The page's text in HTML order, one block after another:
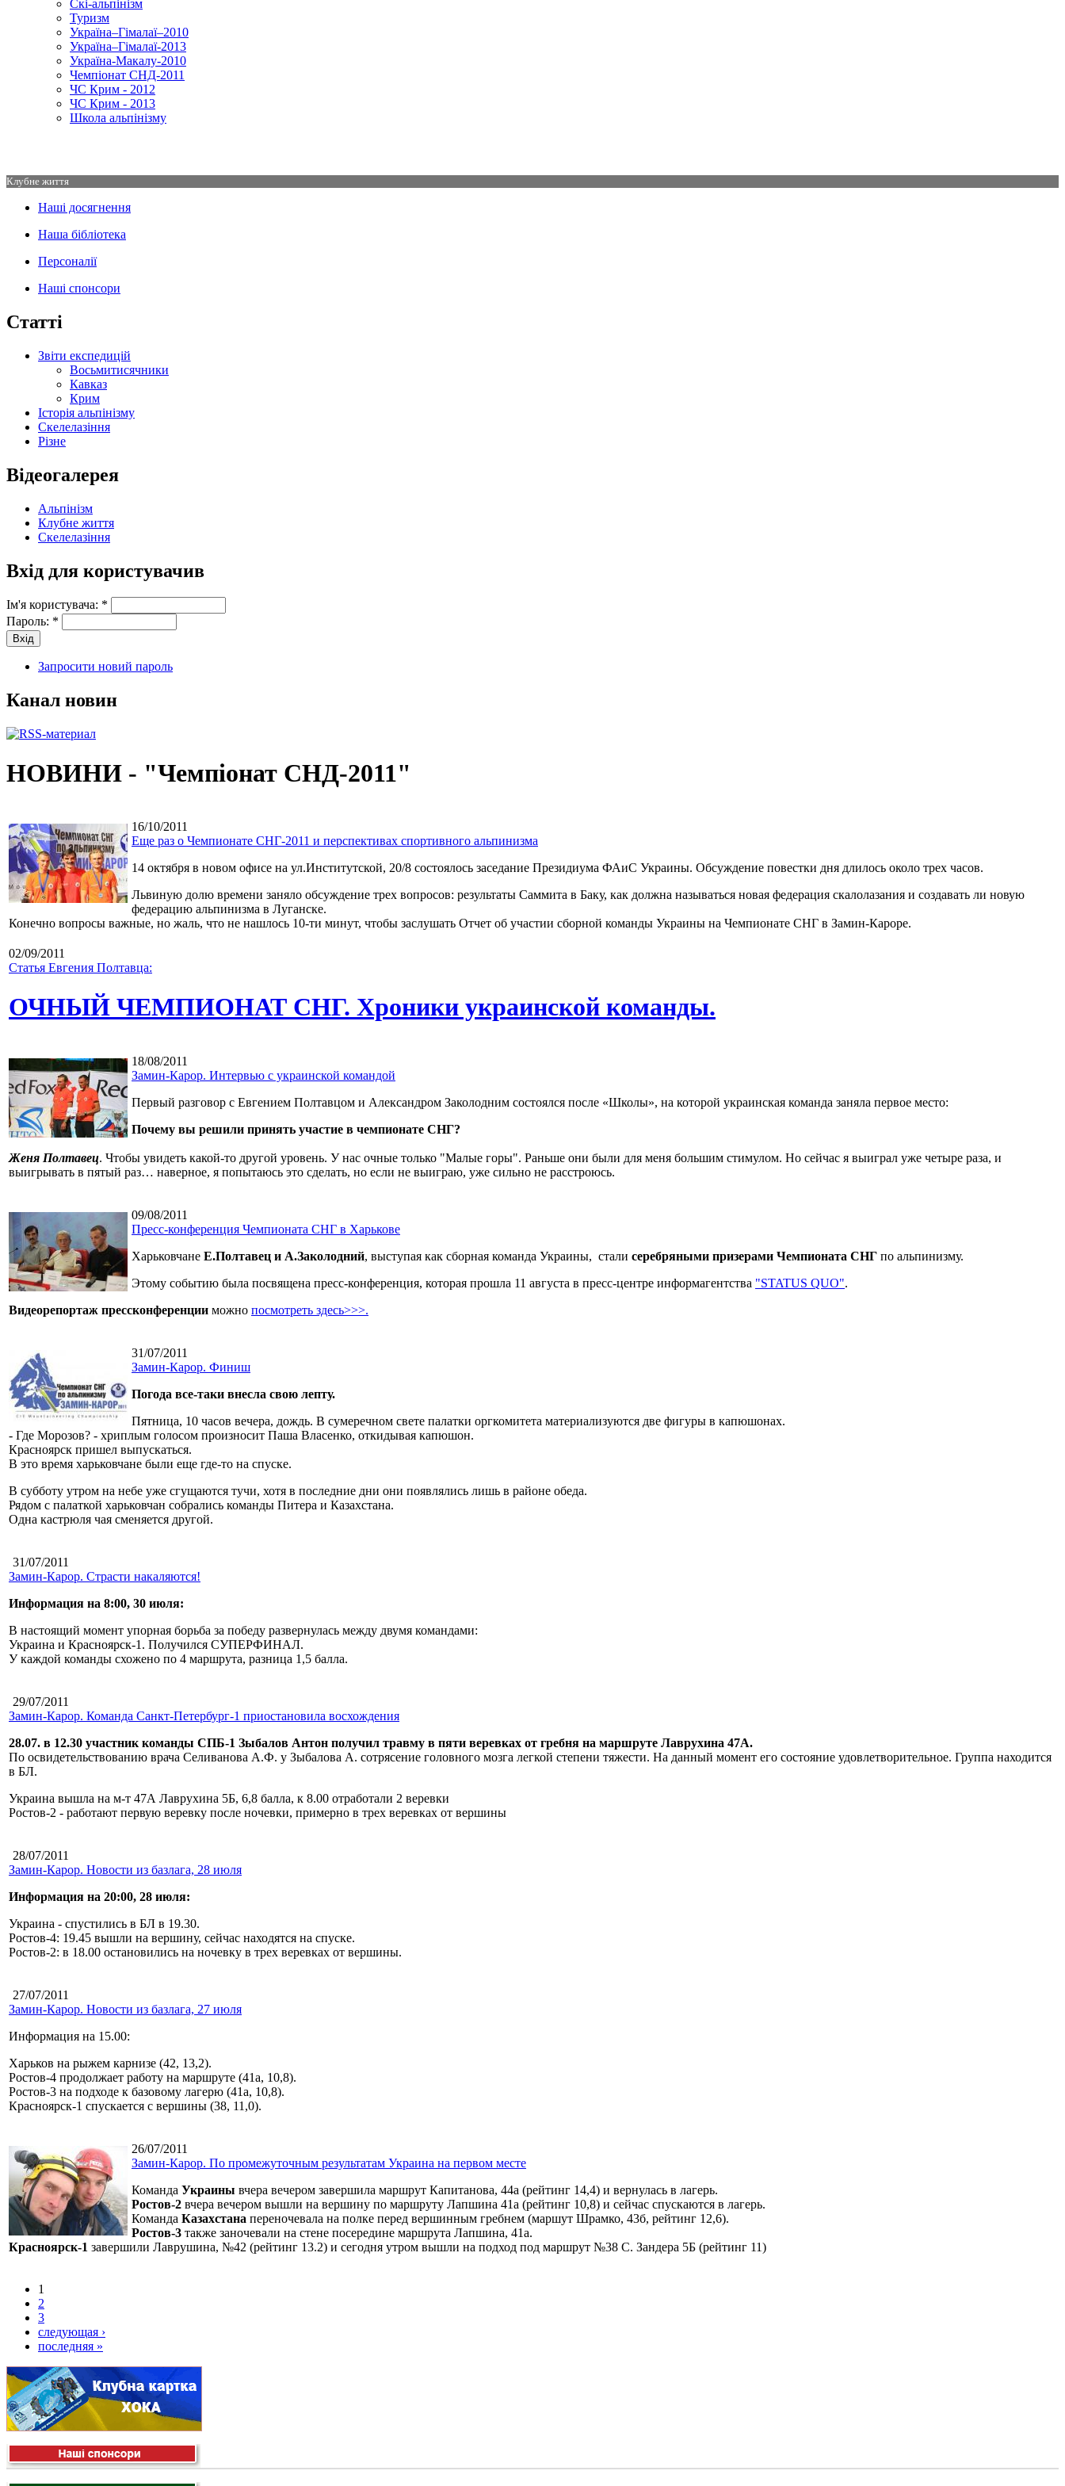
Скі-альпінізм
Туризм
Україна–Гімалаї–2010
Україна–Гімалаї-2013
Україна-Макалу-2010
Чемпіонат СНД-2011
ЧС Крим - 2012
ЧС Крим - 2013
Школа альпінізму
Клубне життя
Наші досягнення
Наша бібліотека
Персоналії
Наші спонсори
Статті
Звіти експедицій
Восьмитисячники
Кавказ
Крим
Історія альпінізму
Скелелазіння
Різне
Відеогалерея
Альпінізм
Клубне життя
Скелелазіння
Вхід для користувачив
Ім'я користувача: *
Пароль: *
Запросити новий пароль
Канал новин
НОВИНИ - "Чемпіонат СНД-2011"
16/10/2011
Еще раз о Чемпионате СНГ-2011 и перспективах спортивного альпинизма
14 октября в новом офисе на ул.Институтской, 20/8 состоялось заседание Президиума ФАиС Украины. Обсуждение повестки дня длилось около трех часов.
Львиную долю времени заняло обсуждение трех вопросов: результаты Саммита в Баку, как должна называться новая федерация скалолазания и создавать ли новую
федерацию альпинизма в Луганске.
Конечно вопросы важные, но жаль, что не нашлось 10-ти минут, чтобы заслушать Отчет об участии сборной команды Украины на Чемпионате СНГ в Замин-Кароре.
02/09/2011
Статья Евгения Полтавца:
ОЧНЫЙ ЧЕМПИОНАТ СНГ. Хроники украинской команды.
18/08/2011
Замин-Карор. Интервью с украинской командой
Первый разговор с Евгением Полтавцом и Александром Заколодним состоялся после «Школы», на которой украинская команда заняла первое место:
Почему вы решили принять участие в чемпионате СНГ?
Женя Полтавец. Чтобы увидеть какой-то другой уровень. У нас очные только "Малые горы". Раньше они были для меня большим стимулом. Но сейчас я выиграл уже четыре раза, и
выигрывать в пятый раз… наверное, я попытаюсь это сделать, но если не выиграю, уже сильно не расстроюсь.
09/08/2011
Пресс-конференция Чемпионата СНГ в Харькове
Харьковчане Е.Полтавец и А.Заколодний, выступая как сборная команда Украины, стали серебряными призерами Чемпионата СНГ по альпинизму.
Этому событию была посвящена пресс-конференция, которая прошла 11 августа в пресс-центре информагентства "STATUS QUO".
Видеорепортаж прессконференции можно посмотреть здесь>>>.
31/07/2011
Замин-Карор. Финиш
Погода все-таки внесла свою лепту.
Пятница, 10 часов вечера, дождь. В сумеречном свете палатки оргкомитета материализуются две фигуры в капюшонах.
- Где Морозов? - хриплым голосом произносит Паша Власенко, откидывая капюшон.
Красноярск пришел выпускаться.
В это время харьковчане были еще где-то на спуске.
В субботу утром на небе уже сгущаются тучи, хотя в последние дни они появлялись лишь в районе обеда.
Рядом с палаткой харьковчан собрались команды Питера и Казахстана.
Одна кастрюля чая сменяется другой.
31/07/2011
Замин-Карор. Страсти накаляются!
Информация на 8:00, 30 июля:
В настоящий момент упорная борьба за победу развернулась между двумя командами:
Украина и Красноярск-1. Получился СУПЕРФИНАЛ.
У каждой команды схожено по 4 маршрута, разница 1,5 балла.
29/07/2011
Замин-Карор. Команда Санкт-Петербург-1 приостановила восхождения
28.07. в 12.30 участник команды СПБ-1 Зыбалов Антон получил травму в пяти веревках от гребня на маршруте Лаврухина 47А.
По освидетельствованию врача Селиванова А.Ф. у Зыбалова А. сотрясение головного мозга легкой степени тяжести. На данный момент его состояние удовлетворительное. Группа находится
в БЛ.
Украина вышла на м-т 47А Лаврухина 5Б, 6,8 балла, к 8.00 отработали 2 веревки
Ростов-2 - работают первую веревку после ночевки, примерно в трех веревках от вершины
28/07/2011
Замин-Карор. Новости из базлага, 28 июля
Информация на 20:00, 28 июля:
Украина - спустились в БЛ в 19.30.
Ростов-4: 19.45 вышли на вершину, сейчас находятся на спуске.
Ростов-2: в 18.00 остановились на ночевку в трех веревках от вершины.
27/07/2011
Замин-Карор. Новости из базлага, 27 июля
Информация на 15.00:
Харьков на рыжем карнизе (42, 13,2).
Ростов-4 продолжает работу на маршруте (41а, 10,8).
Ростов-3 на подходе к базовому лагерю (41а, 10,8).
Красноярск-1 спускается с вершины (38, 11,0).
26/07/2011
Замин-Карор. По промежуточным результатам Украина на первом месте
Команда Украины вчера вечером завершила маршрут Капитанова, 44а (рейтинг 14,4) и вернулась в лагерь.
Ростов-2 вчера вечером вышли на вершину по маршруту Лапшина 41а (рейтинг 10,8) и сейчас спускаются в лагерь.
Команда Казахстана переночевала на полке перед вершинным гребнем (маршут Шрамко, 43б, рейтинг 12,6).
Ростов-3 также заночевали на стене посередине маршрута Лапшина, 41а.
Красноярск-1 завершили Лаврушина, №42 (рейтинг 13.2) и сегодня утром вышли на подход под маршрут №38 С. Зандера 5Б (рейтинг 11)
1
2
3
следующая ›
последняя »